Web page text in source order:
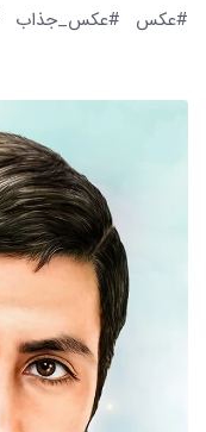
#عکس
#عکس_جذاب